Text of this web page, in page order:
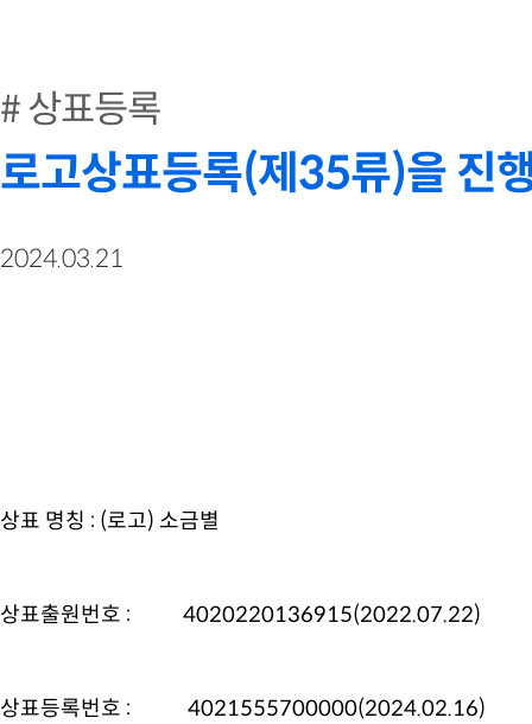
상표등록
로고상표등록(제35류)을 진
2024.03.21
상표 명칭 : (로고) 소금별
상표출원번호 : 4020220136915(2022.07.22)
상표등록번호 : 4021555700000(2024.02.16)